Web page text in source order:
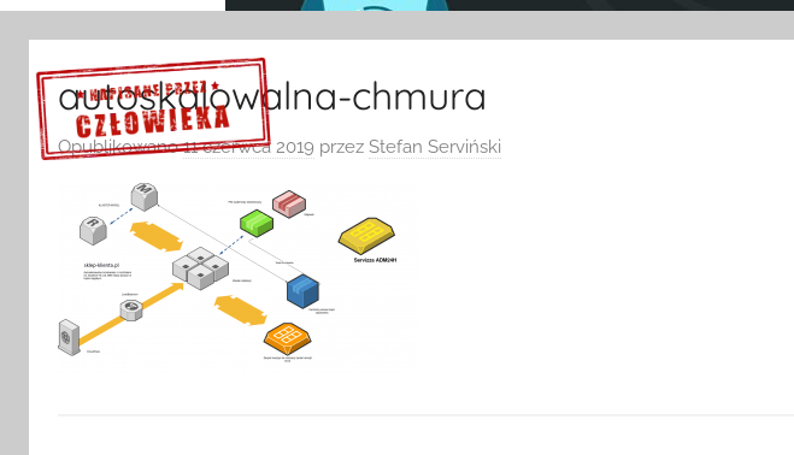
Sprawdź szczegóły >>>
autoskalowalna-chmura
Opublikowano11 czerwca 2019 przez Stefan Serviński